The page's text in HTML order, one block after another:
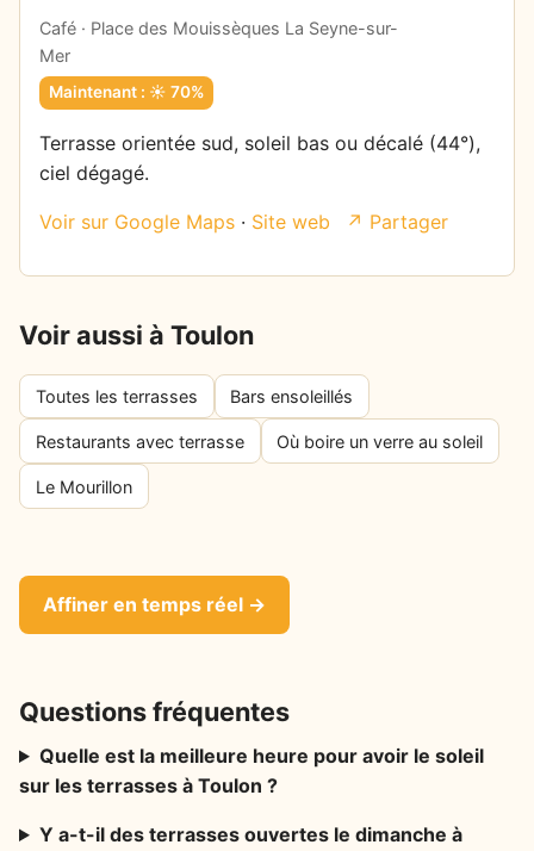
Café · Place des Mouissèques La Seyne-sur-
Mer
Maintenant : ☀️ 70%
Terrasse orientée sud, soleil bas ou décalé (44°),
ciel dégagé.
Voir sur Google Maps · Site web ↗ Partager
Voir aussi à Toulon
Toutes les terrasses Bars ensoleillés
Restaurants avec terrasse Où boire un verre au soleil
Le Mourillon
Affiner en temps réel →
Questions fréquentes
Quelle est la meilleure heure pour avoir le soleil
sur les terrasses à Toulon ?
Y a-t-il des terrasses ouvertes le dimanche à